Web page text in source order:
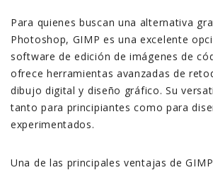
Para quienes buscan una alternativa
Photoshop, GIMP es una excelente
software de edición de imágenes de
ofrece herramientas avanzadas de
dibujo digital y diseño gráfico. Su
tanto para principiantes como para
experimentados.
Una de las principales ventajas de